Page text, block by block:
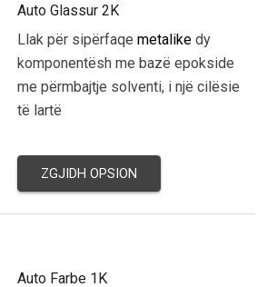
Auto Glassur 2K
Llak për sipërfaqemetalike dy
komponentësh me bazë epokside
me përmbajtje solventi, i një cilësie
të lartë
ZGJIDH OPSION
Auto Farbe 1K